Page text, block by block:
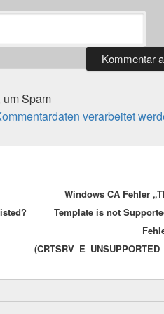
Spam
verarbeitet
Windows CA Fehler
Template is not